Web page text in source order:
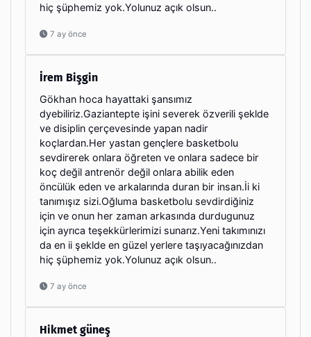
hiç şüphemiz yok.Yolunuz açık olsun..
7 ay önce
İrem Bişgin
Gökhan hoca hayattaki şansımız
dyebiliriz.Gaziantepte işini severek özverili şeklde
ve disiplin çerçevesinde yapan nadir
koçlardan.Her yastan gençlere basketbolu
sevdirerek onlara öğreten ve onlara sadece bir
koç değil antrenör değil onlara abilik eden
öncülük eden ve arkalarında duran bir insan.İi ki
tanımışız sizi.Oğluma basketbolu sevdirdiğiniz
için ve onun her zaman arkasında durdugunuz
için ayrıca teşekkürlerimizi sunarız.Yeni takımınızı
da en ii şeklde en güzel yerlere taşıyacağınızdan
hiç şüphemiz yok.Yolunuz açık olsun..
7 ay önce
Hikmet güneş